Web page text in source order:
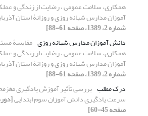
همکاری، سلامت عمومی ، رضایت از زندگی و
آموزان مدارس شبانه روزی و روزانۀ استان
شماره 2، 1389، صفحه 61-88]
دانش آموزان مدارس شبانه روزی مقایسۀ
همکاری، سلامت عمومی ، رضایت از زندگی و
آموزان مدارس شبانه روزی و روزانۀ استان
شماره 2، 1389، صفحه 61-88]
درک مطلب بررسی تأثیر آموزش یادگیری
سرعت یادگیری دانش آموزان سوم ابتدایی
صفحه 45-60]